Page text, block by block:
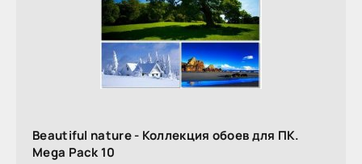
Beautiful nature - Коллекция обоев для ПК.
Mega Pack 10